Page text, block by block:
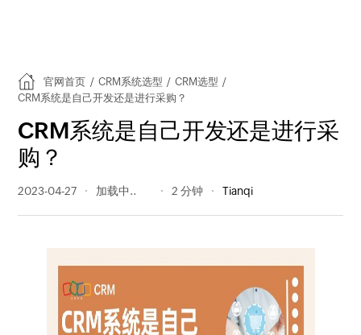
官网首页 / CRM系统选型 / CRM选型 /
CRM系统是自己开发还是进行采购？
CRM系统是自己开发还是进行采
购？
2023-04-27 330 阅读量 2 分钟 Tianqi